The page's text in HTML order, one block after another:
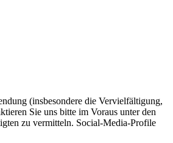
(insbesondere die Vervielfältigung,
Sie uns bitte im Voraus unter den
zu vermitteln. Social-Media-Profile